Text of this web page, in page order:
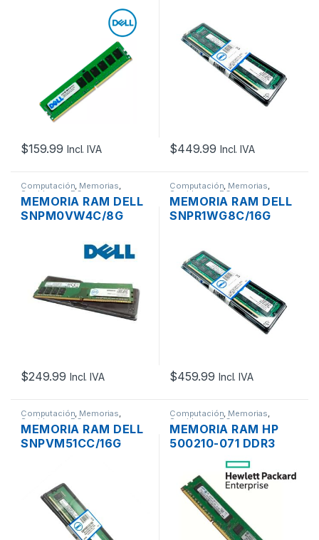
19200 2400MHZ ECC
$159.99 Incl. IVA
3200MHZ ECC
REGISTERED
$449.99 Incl. IVA
Computación, Memorias,
Servidores - PCs
MEMORIA RAM DELL
SNPM0VW4C/8G
19200 2400MHZ ECC
UNBUFFERED
$249.99 Incl. IVA
Computación, Memorias,
Servidores - PCs
MEMORIA RAM DELL
SNPR1WG8C/16G
3200MHZ ECC
UNBUFFERED
$459.99 Incl. IVA
Computación, Memorias,
Servidores - PCs
MEMORIA RAM DELL
SNPVM51CC/16G
ECC REGISTERED
Computación, Memorias,
Servidores - PCs
MEMORIA RAM HP
500210-071 DDR3
4GB 2RX8 PC3-
10600 1333MHZ ECC
UNBUFFERED